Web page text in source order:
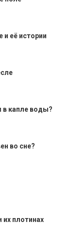
и её истории
в капле воды?
во сне?
их плотинах